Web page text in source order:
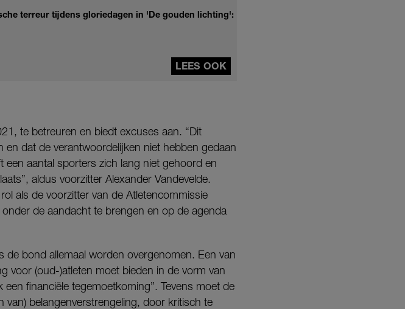
terreur tijdens gloriedagen in 'De gouden lichting':
LEES OOK
te betreuren en biedt excuses aan. “Dit
dat de verantwoordelijken niet hebben gedaan
aantal sporters zich lang niet gehoord en
aldus voorzitter Alexander Vandevelde.
als de voorzitter van de Atletencommissie
de aandacht te brengen en op de agenda
de bond allemaal worden overgenomen. Een van
voor (oud-)atleten moet bieden in de vorm van
financiële tegemoetkoming”. Tevens moet de
belangenverstrengeling, door kritisch te